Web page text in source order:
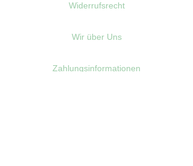
Widerrufsrecht
Wir über Uns
Zahlungsinformationen